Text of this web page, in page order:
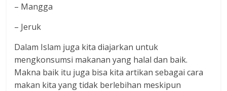
– Mangga
– Jeruk
Dalam Islam juga kita diajarkan untuk
mengkonsumsi makanan yang halal dan baik.
Makna baik itu juga bisa kita artikan sebagai cara
makan kita yang tidak berlebihan meskipun